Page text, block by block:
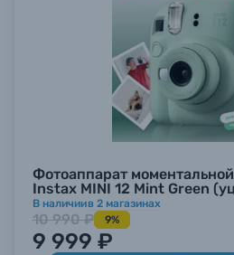
Фотоаппарат
Instax MINI 12 Mint Green
В наличиив 2 магазинах
10 990 ₽ 9%
9 999 ₽